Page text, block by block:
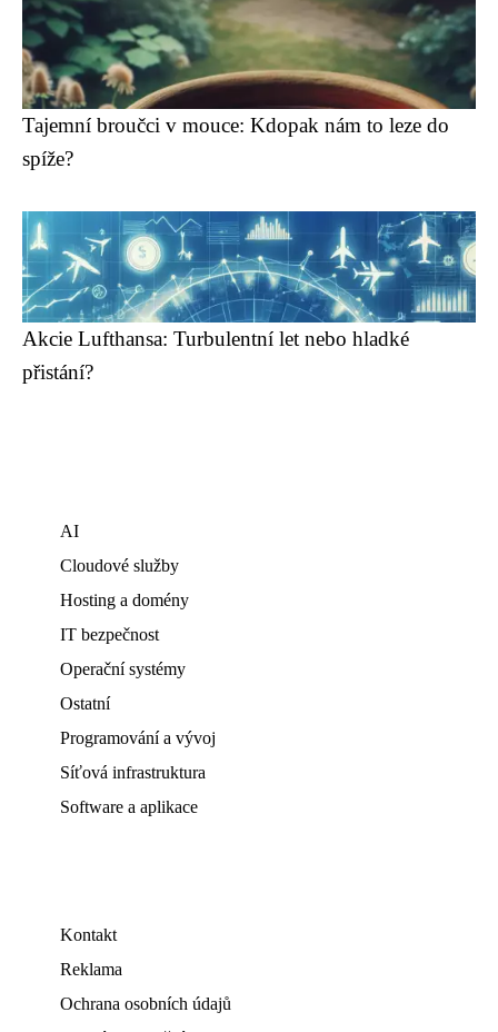
Tajemní broučci v mouce: Kdopak nám to leze do
spíže?
Akcie Lufthansa: Turbulentní let nebo hladké
přistání?
AI
Cloudové služby
Hosting a domény
IT bezpečnost
Operační systémy
Ostatní
Programování a vývoj
Síťová infrastruktura
Software a aplikace
Kontakt
Reklama
Ochrana osobních údajů